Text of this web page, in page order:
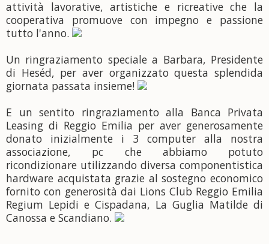
attività lavorative, artistiche e ricreative che la
cooperativa promuove con impegno e passione
tutto l'anno.
Un ringraziamento speciale a Barbara, Presidente
di Heséd, per aver organizzato questa splendida
giornata passata insieme!
E un sentito ringraziamento alla Banca Privata
Leasing di Reggio Emilia per aver generosamente
donato inizialmente i 3 computer alla nostra
associazione, pc che abbiamo potuto
ricondizionare utilizzando diversa componentistica
hardware acquistata grazie al sostegno economico
fornito con generosità dai Lions Club Reggio Emilia
Regium Lepidi e Cispadana, La Guglia Matilde di
Canossa e Scandiano.